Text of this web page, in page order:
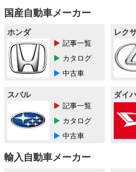
国産自動車メーカー
ホンダ
記事一覧
カタログ
中古車
レク
スバル
記事一覧
カタログ
中古車
ダイ
輸入自動車メーカー